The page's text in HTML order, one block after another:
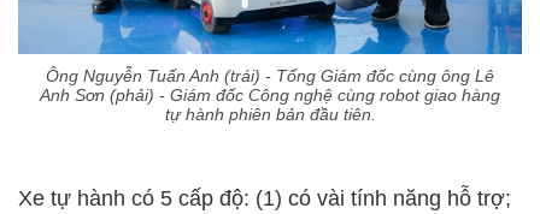
Ông Nguyễn Tuấn Anh (trái) - Tổng Giám đốc cùng ông Lê
Anh Sơn (phải) - Giám đốc Công nghệ cùng robot giao hàng
tự hành phiên bản đầu tiên.
Xe tự hành có 5 cấp độ: (1) có vài tính năng hỗ trợ;